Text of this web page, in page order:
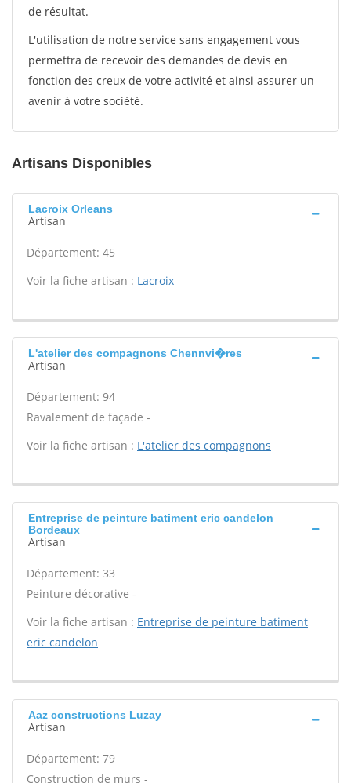
de résultat.
L'utilisation de notre service sans engagement vous
permettra de recevoir des demandes de devis en
fonction des creux de votre activité et ainsi assurer un
avenir à votre société.
Artisans Disponibles
Lacroix Orleans
Artisan
Département: 45
Voir la fiche artisan : Lacroix
L'atelier des compagnons Chennvi�res
Artisan
Département: 94
Ravalement de façade -
Voir la fiche artisan : L'atelier des compagnons
Entreprise de peinture batiment eric candelon
Bordeaux
Artisan
Département: 33
Peinture décorative -
Voir la fiche artisan : Entreprise de peinture batiment
eric candelon
Aaz constructions Luzay
Artisan
Département: 79
Construction de murs -